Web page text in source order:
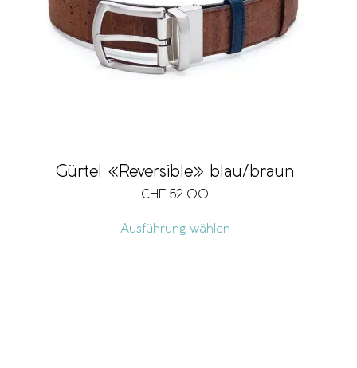
Gürtel «Reversible» blau/braun
CHF 52.00
Ausführung wählen